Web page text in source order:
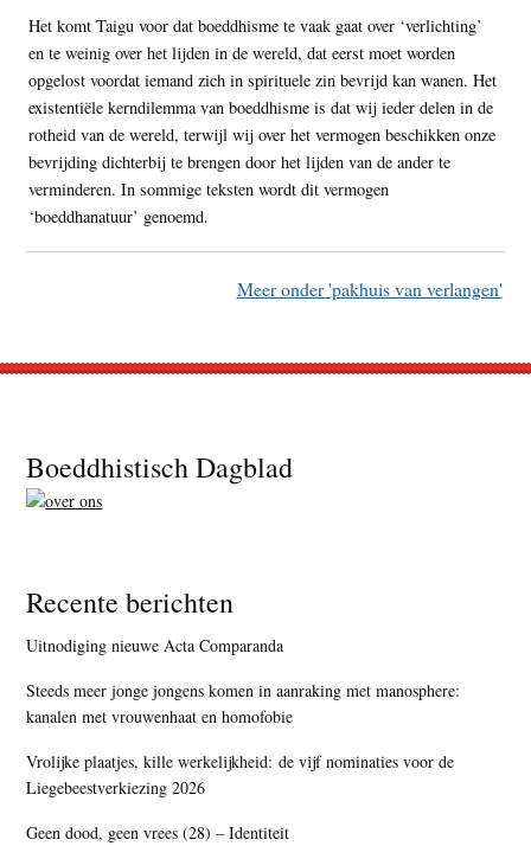
Het komt Taigu voor dat boeddhisme te vaak gaat over ‘verlichting’
en te weinig over het lijden in de wereld, dat eerst moet worden
opgelost voordat iemand zich in spirituele zin bevrijd kan wanen. Het
existentiële kerndilemma van boeddhisme is dat wij ieder delen in de
rotheid van de wereld, terwijl wij over het vermogen beschikken onze
bevrijding dichterbij te brengen door het lijden van de ander te
verminderen. In sommige teksten wordt dit vermogen
‘boeddhanatuur’ genoemd.
Meer onder 'pakhuis van verlangen'
Footer
Boeddhistisch Dagblad
Recente berichten
Uitnodiging nieuwe Acta Comparanda
Steeds meer jonge jongens komen in aanraking met manosphere:
kanalen met vrouwenhaat en homofobie
Vrolijke plaatjes, kille werkelijkheid: de vijf nominaties voor de
Liegebeestverkiezing 2026
Geen dood, geen vrees (28) – Identiteit